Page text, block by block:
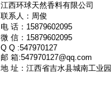
江西环球天然香料有限公司
联系人：周俊
电 话：15879602095
微 信：15879602095
Q Q :547970127
邮 箱:547970127@qq.com
地 址：江西省吉水县城南工业